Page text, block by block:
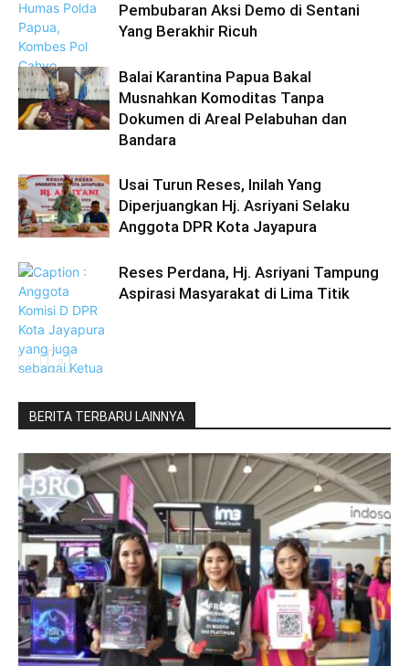
Pembubaran Aksi Demo di Sentani
Yang Berakhir Ricuh
Balai Karantina Papua Bakal
Musnahkan Komoditas Tanpa
Dokumen di Areal Pelabuhan dan
Bandara
Usai Turun Reses, Inilah Yang
Diperjuangkan Hj. Asriyani Selaku
Anggota DPR Kota Jayapura
Reses Perdana, Hj. Asriyani Tampung
Aspirasi Masyarakat di Lima Titik
BERITA TERBARU LAINNYA